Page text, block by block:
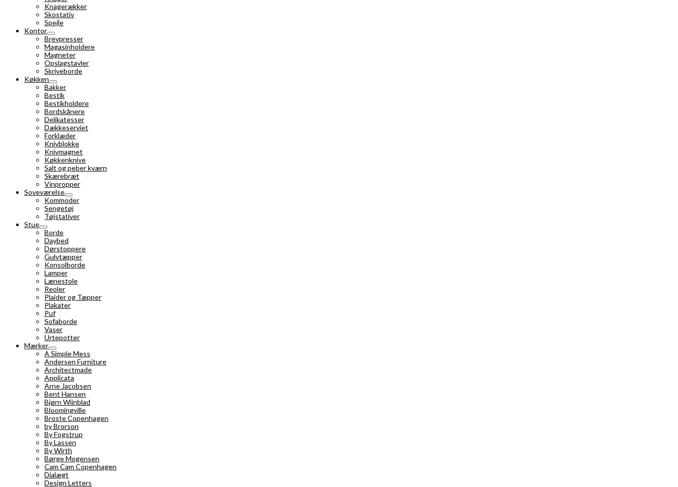
Knagerækker
Skostativ
Spejle
Kontor
Brevpresser
Magasinholdere
Magneter
Opslagstavler
Skriveborde
Køkken
Bakker
Bestik
Bestikholdere
Bordskånere
Delikatesser
Dækkeserviet
Forklæder
Knivblokke
Knivmagnet
Køkkenknive
Salt og peber kværn
Skærebræt
Vinpropper
Soveværelse
Kommoder
Sengetøj
Tøjstativer
Stue
Borde
Daybed
Dørstoppere
Gulvtæpper
Konsolborde
Lamper
Lænestole
Reoler
Plaider og Tæpper
Plakater
Puf
Sofaborde
Vaser
Urtepotter
Mærker
A Simple Mess
Andersen Furniture
Architectmade
Applicata
Arne Jacobsen
Bent Hansen
Bjørn Wiinblad
Bloomingville
Broste Copenhagen
by Brorson
By Fogstrup
By Lassen
By Wirth
Børge Mogensen
Cam Cam Copenhagen
Dialægt
Design Letters